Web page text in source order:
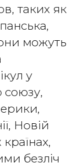
таких як
можуть
у
союзу,
Новій
країнах,
безліч